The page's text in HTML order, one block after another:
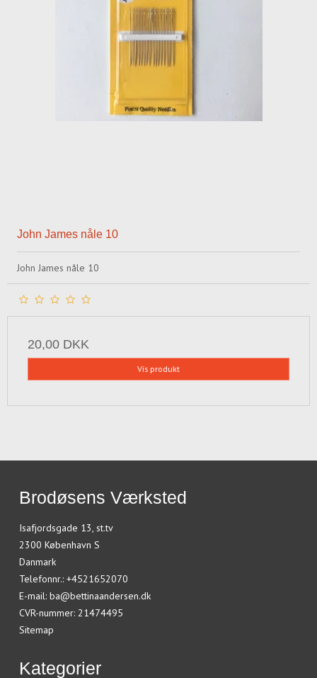
John James nåle 10
John James nåle 10
20,00 DKK
Vis produkt
Brodøsens Værksted
Isafjordsgade 13, st.tv
2300 København S
Danmark
Telefonnr.: +4521652070
E-mail: ba@bettinaandersen.dk
CVR-nummer: 21474495
Sitemap
Kategorier